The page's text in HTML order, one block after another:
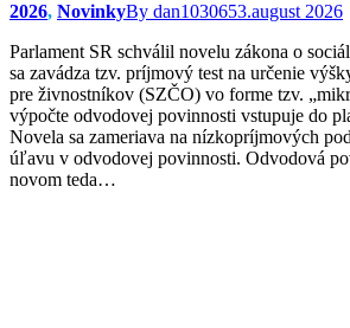
2026, NovinkyBy dan1030653.august 2026
Parlament SR schválil novelu zákona o
sa zavádza tzv. príjmový test na určenie
pre živnostníkov (SZČO) vo forme tzv.
výpočte odvodovej povinnosti vstupuje do
Novela sa zameriava na nízkopríjmových
úľavu v odvodovej povinnosti. Odvodová
novom teda…